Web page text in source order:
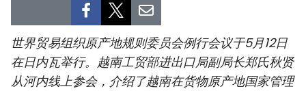
经济
社会
环保
世界贸易组织原产地规则委员会例行会议于5月12日
在日内瓦举行。越南工贸部进出口局副局长郑氏秋贤
从河内线上参会，介绍了越南在货物原产地国家管理